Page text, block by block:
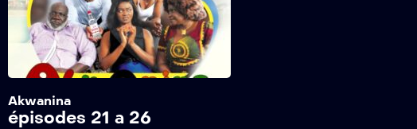
Akwanina
épisodes 21 a 26